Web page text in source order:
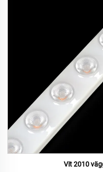
Vit 2010